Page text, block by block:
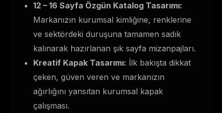
12 – 16 Sayfa Özgün Katalog Tasarımı:
Markanızın kurumsal kimliğine, renklerine
ve sektördeki duruşuna tamamen sadık
kalınarak hazırlanan şık sayfa mizanpajları.
Kreatif Kapak Tasarımı: İlk bakışta dikkat
çeken, güven veren ve markanızın
ağırlığını yansıtan kurumsal kapak
çalışması.